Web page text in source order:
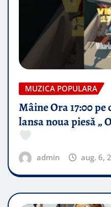
MUZICA POPULARA
Mâine Ora 17:00 pe
lansa noua piesă „
admin aug. 6,